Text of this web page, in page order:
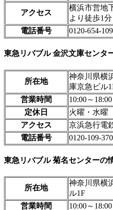
アクセス
横浜市営地
より徒歩1分
電話番号
0120-654-109
東急リバブル 金沢文庫センタ
所在地
神奈川県横
庫京急ビル
営業時間
10:00～18:00
定休日
火曜・水曜
アクセス
京浜急行電
電話番号
0120-109-370
東急リバブル 菊名センターの
所在地
神奈川県横
ル1F
営業時間
10:00～18:00